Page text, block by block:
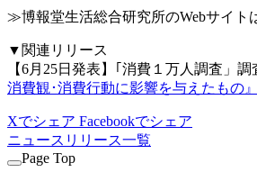
≫博報堂生活総合研究所のWebサイト
▼関連リリース
【6月25日発表】｢消費１万人調査」調
消費観･消費行動に影響を与えたもの
Xでシェア Facebookでシェア
ニュースリリース一覧
Page Top